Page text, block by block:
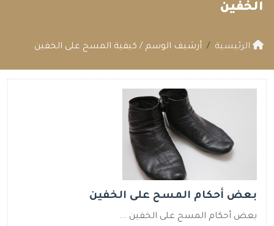
الخفين
الرئيسية أرشيف الوسم / كيفية المسح على الخفين
بعض أحكام المسح على الخفين
بعض أحكام المسح على الخفين ...